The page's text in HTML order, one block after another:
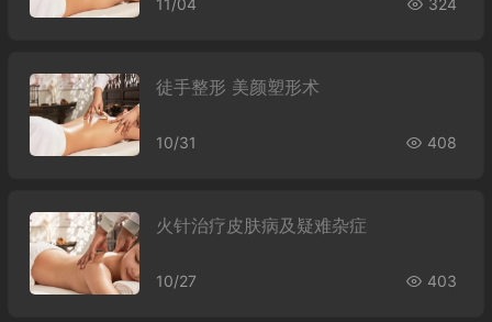
11/04 324
徒手整形 美颜塑形术
10/31 408
火针治疗皮肤病及疑难杂症
10/27 403